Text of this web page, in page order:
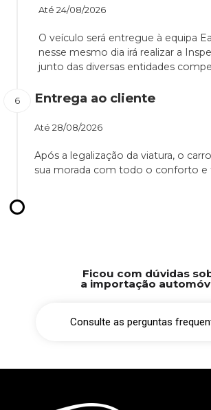
Até 24/08/2026
O veículo será entregue à equipa
nesse mesmo dia irá realizar a
junto das diversas entidades
Entrega ao cliente
Até 28/08/2026
Após a legalização da viatura, o
sua morada com todo o conforto e
Ficou com dúvidas
a importação
Consulte as perguntas